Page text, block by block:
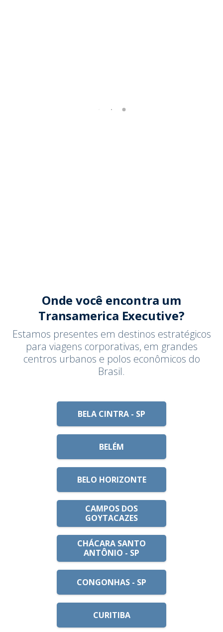
Onde você encontra um
Transamerica Executive?
Estamos presentes em destinos estratégicos
para viagens corporativas, em grandes
centros urbanos e polos econômicos do
Brasil.
BELA CINTRA - SP
BELÉM
BELO HORIZONTE
CAMPOS DOS
GOYTACAZES
CHÁCARA SANTO
ANTÔNIO - SP
CONGONHAS - SP
CURITIBA